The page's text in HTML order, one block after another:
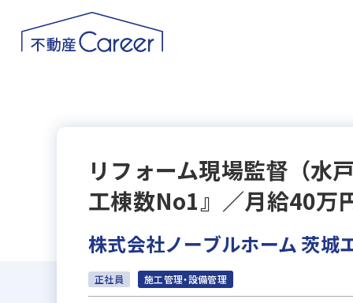
リフォーム現場監督（水
工棟数No1』／月給40万
株式会社ノーブルホーム 茨
正社員 施工管理・設備管理